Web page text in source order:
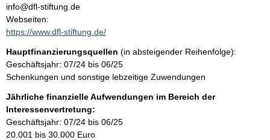
t
n
t
a
t
i
n
f
o
r
m
info@dfl-stiftung.de
Webseiten:
https://www.dfl-stiftung.de/
Hauptfinanzierungsquellen (in absteigender Reihenfolge):
Geschäftsjahr: 07/24 bis 06/25
Schenkungen und sonstige lebzeitige Zuwendungen
Jährliche finanzielle Aufwendungen im Bereich der
Interessenvertretung:
Geschäftsjahr: 07/24 bis 06/25
20.001 bis 30.000 Euro